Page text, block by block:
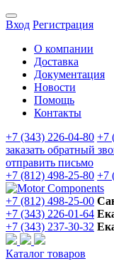
Вход Регистрация
О компании
Доставка
Документация
Новости
Помощь
Контакты
+7 (343) 226-04-80 +7
заказать обратный
отправить письмо
+7 (812) 498-25-80 +7
+7 (812) 498-25-00
+7 (343) 226-01-64
+7 (343) 237-30-32
Каталог товаров